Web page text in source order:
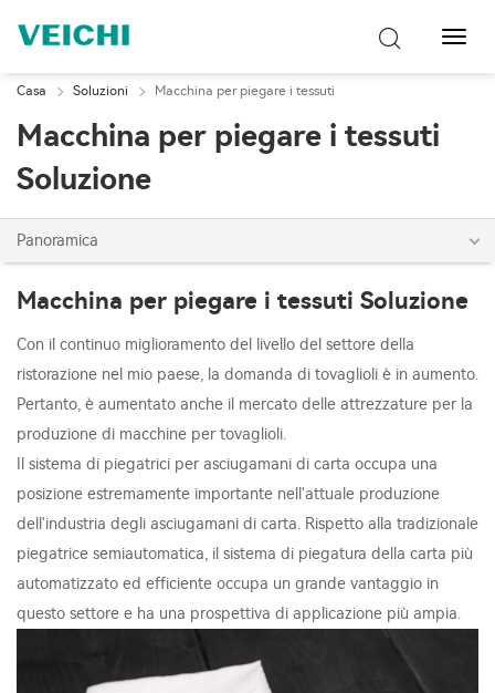
Casa Soluzioni Macchina per piegare i tessuti
Macchina per piegare i tessuti
Soluzione
Panoramica
Macchina per piegare i tessuti Soluzione
Con il continuo miglioramento del livello del settore della
ristorazione nel mio paese, la domanda di tovaglioli è in aumento.
Pertanto, è aumentato anche il mercato delle attrezzature per la
produzione di macchine per tovaglioli.
Il sistema di piegatrici per asciugamani di carta occupa una
posizione estremamente importante nell'attuale produzione
dell'industria degli asciugamani di carta. Rispetto alla tradizionale
piegatrice semiautomatica, il sistema di piegatura della carta più
automatizzato ed efficiente occupa un grande vantaggio in
questo settore e ha una prospettiva di applicazione più ampia.